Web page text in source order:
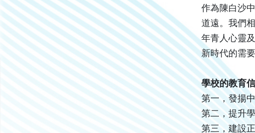
作為陳白沙
道遠。我們
年青人心靈
新時代的需
學校的教育
第一，發揚
第二，提升
第三，建設